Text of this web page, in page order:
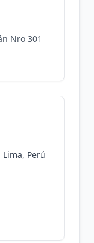
Nro 301
Lima, Perú